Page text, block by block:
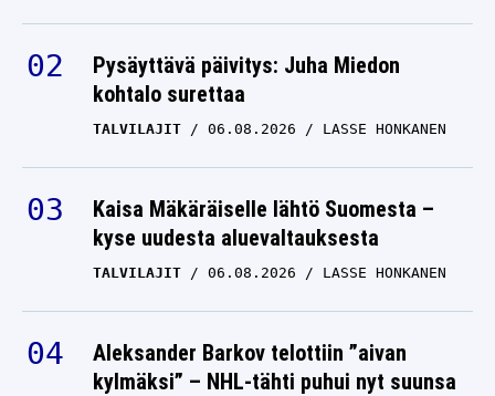
Pysäyttävä päivitys: Juha Miedon
kohtalo surettaa
TALVILAJIT 06.08.2026 LASSE HONKANEN
Kaisa Mäkäräiselle lähtö Suomesta –
kyse uudesta aluevaltauksesta
TALVILAJIT 06.08.2026 LASSE HONKANEN
Aleksander Barkov telottiin ”aivan
kylmäksi” – NHL-tähti puhui nyt suunsa